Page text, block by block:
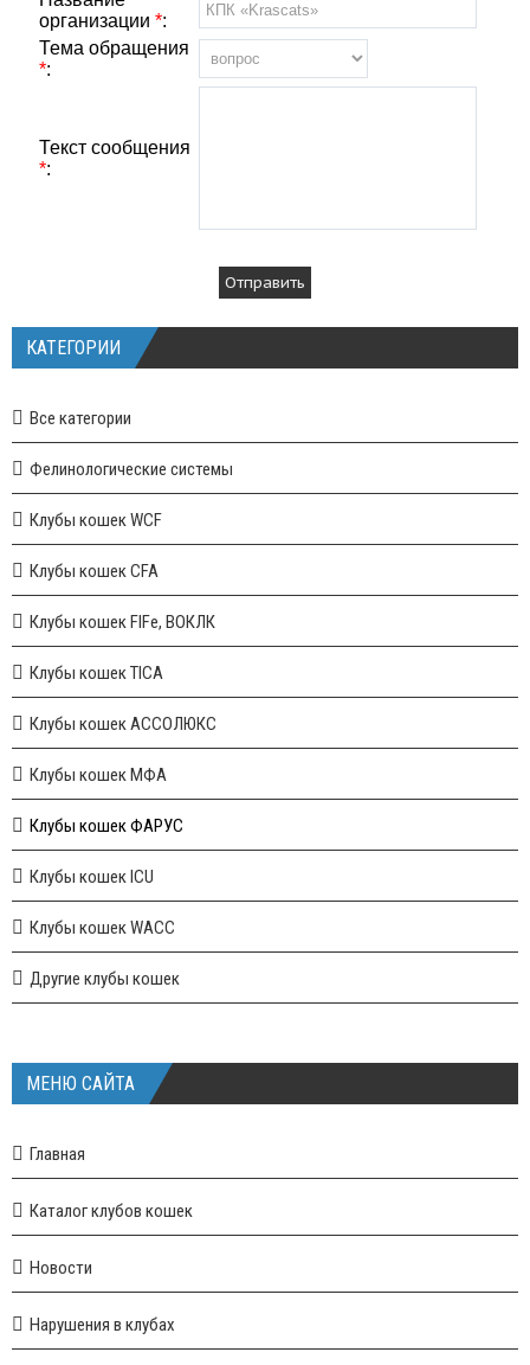
организации *:
Тема обращения
*:
Текст сообщения
*:
КАТЕГОРИИ
Все категории
Фелинологические системы
Клубы кошек WCF
Клубы кошек CFA
Клубы кошек FIFe, ВОКЛК
Клубы кошек TICA
Клубы кошек АССОЛЮКС
Клубы кошек МФА
Клубы кошек ФАРУС
Клубы кошек ICU
Клубы кошек WACC
Другие клубы кошек
МЕНЮ САЙТА
Главная
Каталог клубов кошек
Новости
Нарушения в клубах